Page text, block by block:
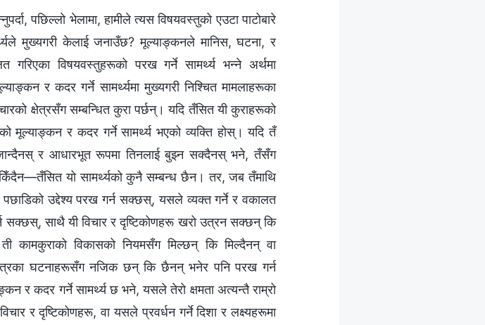
पछिल्लो भेलामा, हामीले त्यस विषयवस्तुको एउटा पाटोबारे
मुख्यगरी केलाई जनाउँछ? मूल्याङ्कनले मानिस, घटना, र
विषयवस्तुहरूको परख गर्ने सामर्थ्य भन्‍ने अर्थमा
र कदर गर्ने सामर्थ्यमा मुख्यगरी निश्चित मामलाहरूका
क्षेत्रसँग सम्बन्धित कुरा पर्छन्। यदि तँसित यी कुराहरूको
मूल्याङ्कन र कदर गर्ने सामर्थ्य भएको व्यक्ति होस्। यदि तँ
र आधारभूत रूपमा तिनलाई बुझ्न सक्दैनस् भने, तँसँग
यो सामर्थ्यको कुनै सम्बन्ध छैन। तर, जब तँमाथि
उद्देश्य परख गर्न सक्छस्, यसले व्यक्त गर्ने र वकालत
सक्छस्, साथै यी विचार र दृष्टिकोणहरू खरो उत्रन सक्छन् कि
कामकुराको विकासको नियमसँग मिल्छन् कि मिल्दैनन् वा
घटनाहरूसँग नजिक छन् कि छैनन् भनेर पनि परख गर्न
र कदर गर्ने सामर्थ्य छ भने, यसले तेरो क्षमता अत्यन्तै राम्रो
र दृष्टिकोणहरू, वा यसले प्रवर्धन गर्ने दिशा र लक्ष्यहरूमा